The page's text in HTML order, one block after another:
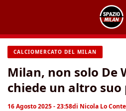
contenuto
CALCIOMERCATO DEL MILAN
Milan, non solo De
chiede un altro suo
16 Agosto 2025 - 23:58di Nicola Lo Conte